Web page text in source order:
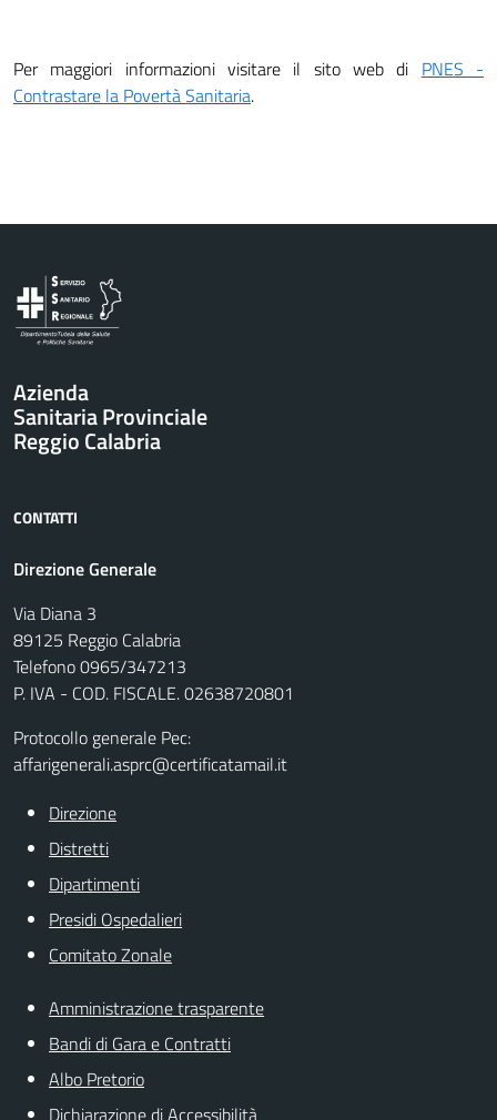
Per maggiori informazioni visitare il sito web di PNES -
Contrastare la Povertà Sanitaria.
Azienda
Sanitaria Provinciale
Reggio Calabria
CONTATTI
Direzione Generale
Via Diana 3
89125 Reggio Calabria
Telefono 0965/347213
P. IVA - COD. FISCALE. 02638720801
Protocollo generale Pec:
affarigenerali.asprc@certificatamail.it
Direzione
Distretti
Dipartimenti
Presidi Ospedalieri
Comitato Zonale
Amministrazione trasparente
Bandi di Gara e Contratti
Albo Pretorio
Dichiarazione di Accessibilità